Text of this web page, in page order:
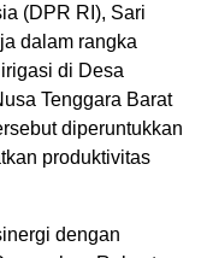
(DPR RI), Sari
dalam rangka
di Desa
Tenggara Barat
diperuntukkan
produktivitas
dengan